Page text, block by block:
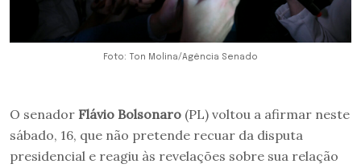
Foto: Ton Molina/Agência Senado
O senador Flávio Bolsonaro (PL) voltou a afirmar neste
sábado, 16, que não pretende recuar da disputa
presidencial e reagiu às revelações sobre sua relação